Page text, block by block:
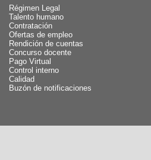
Régimen Legal
Talento humano
Contratación
Ofertas de empleo
Rendición de cuentas
Concurso docente
Pago Virtual
Control interno
Calidad
Buzón de notificaciones